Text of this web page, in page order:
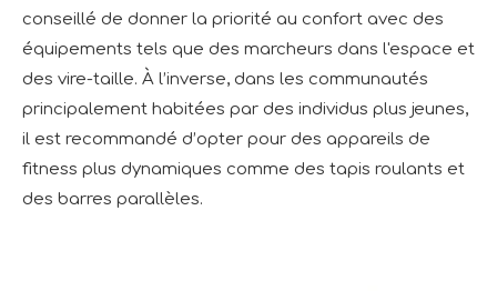
conseillé de donner la priorité au confort avec des
équipements tels que des marcheurs dans l'espace et
des vire-taille. À l’inverse, dans les communautés
principalement habitées par des individus plus jeunes,
il est recommandé d’opter pour des appareils de
fitness plus dynamiques comme des tapis roulants et
des barres parallèles.